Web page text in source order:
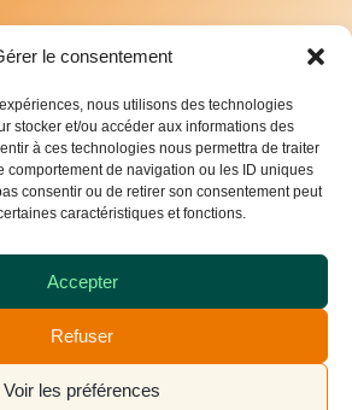
le consentement
nous utilisons des technologies
stocker et/ou accéder aux informations des
à ces technologies nous permettra de traiter
comportement de navigation ou les ID uniques
consentir ou de retirer son consentement peut
caractéristiques et fonctions.
Accepter
Refuser
Voir les préférences